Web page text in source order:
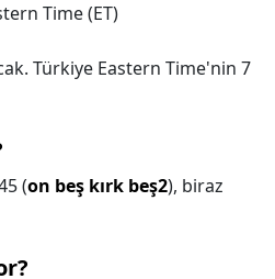
Time (ET)
Türkiye Eastern Time'nin 7
(on beş kırk beş2), biraz